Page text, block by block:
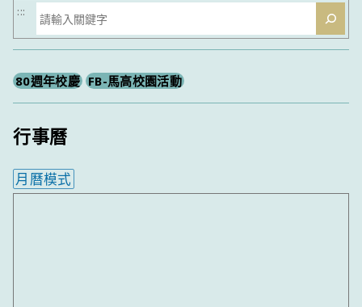
搜
尋
:::
80週年校慶 FB-馬高校園活動
行事曆
月曆模式